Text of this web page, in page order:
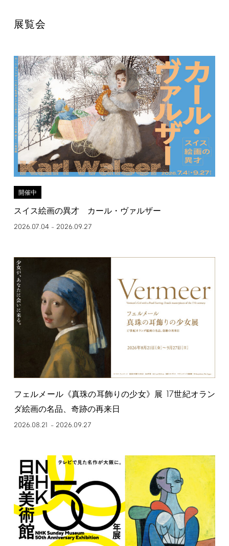
展覧会
開催中
スイス絵画の異才 カール・ヴァルザー
2026.07.04– 2026.09.27
フェルメール《真珠の耳飾りの少女》展 17世紀オラン
ダ絵画の名品、奇跡の再来日
2026.08.21 – 2026.09.27